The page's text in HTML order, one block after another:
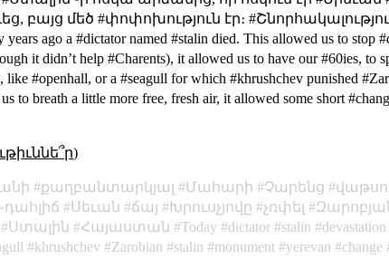
բայց մեծ #փոփոխություն էր։
years ago a #dictator named #stalin died. This allowed us to stop
it didn’t help #Charents), it allowed us to have our #60ies, to
like #openhall, or a #seagull for which #khrushchev punished
to breath a little more free, fresh air, it allowed some short
քաղբանտարկյալ Մահարի Չարենց
Սեւան ճայ Խրուսչյովը չռփել
Ստալին Հայաստան Today dictator stalin devastation
khrushchev Zarobian stalin monument yerevan change